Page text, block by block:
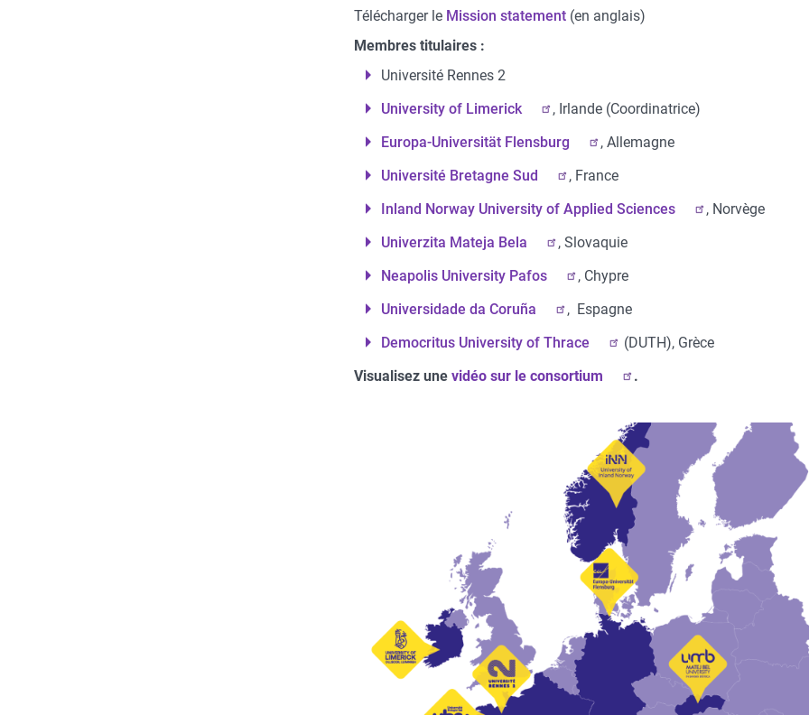
Télécharger le Mission statement (en anglais)
Membres titulaires :
Université Rennes 2
University of Limerick
, Irlande (Coordinatrice)
Europa-Universität Flensburg
, Allemagne
Université Bretagne Sud
, France
Inland Norway University of Applied Sciences
, Norvège
Univerzita Mateja Bela
, Slovaquie
Neapolis University Pafos
, Chypre
Universidade da Coruña
, Espagne
Democritus University of Thrace
(DUTH), Grèce
Visualisez une vidéo sur le consortium .